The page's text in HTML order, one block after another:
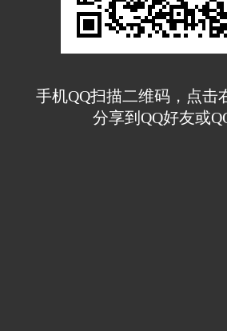
手机QQ扫描二维码，点击
分享到QQ好友或